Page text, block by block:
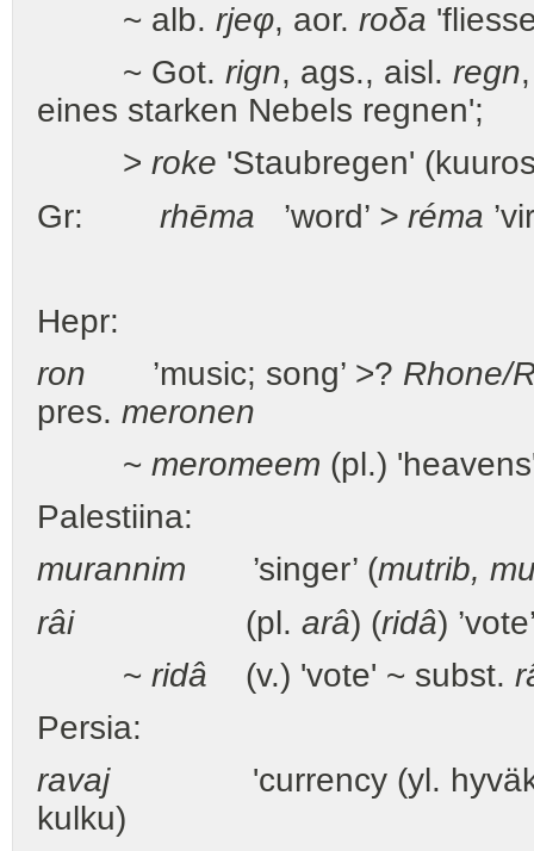
~ alb. rjeφ, aor. roδa
~ Got. rign, ags., aisl. regn
eines starken Nebels regnen';
> roke 'Staubregen'
Gr: rhēma ’word’ > réma
Hepr:
ron ’music; song’ >? Rhone/
pres. meronen
~ meromeem (pl.)
Palestiina:
murannim ’singer’ (mutrib,
râi (pl. arâ) (ridâ)
~ ridâ (v.) 'vote' ~ subst.
Persia:
ravaj'currency (yl.
kulku)